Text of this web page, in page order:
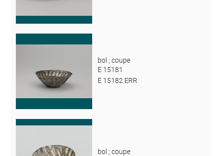
bol ; coupe
E 15181
E 15182 ERR
bol ; coupe